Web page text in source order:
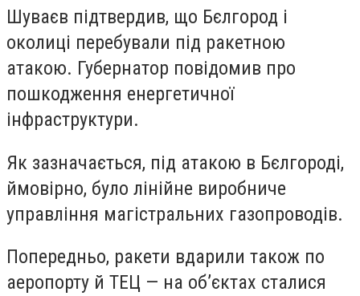
Шуваєв підтвердив, що Бєлгород і
околиці перебували під ракетною
атакою. Губернатор повідомив про
пошкодження енергетичної
інфраструктури.
Як зазначається, під атакою в Бєлгороді,
ймовірно, було лінійне виробниче
управління магістральних газопроводів.
Попередньо, ракети вдарили також по
аеропорту й ТЕЦ — на об’єктах сталися